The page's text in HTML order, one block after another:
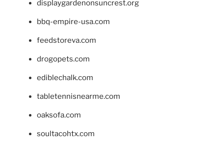
displaygardenonsuncrest.org
bbq-empire-usa.com
feedstoreva.com
drogopets.com
ediblechalk.com
tabletennisnearme.com
oaksofa.com
soultacohtx.com